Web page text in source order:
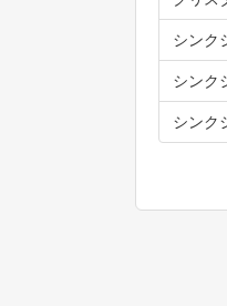
シンク
シンク
シンク